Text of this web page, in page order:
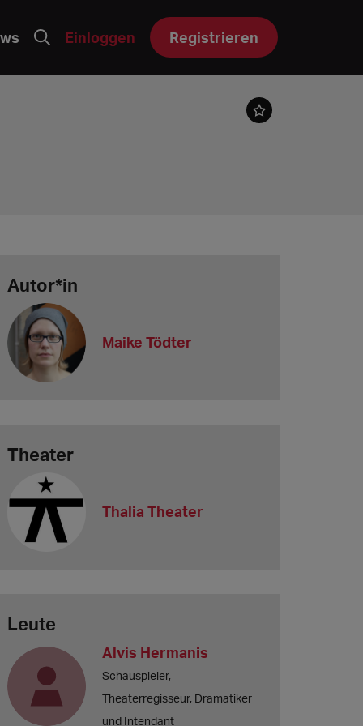
Einloggen Registrieren
Autor*in
Maike Tödter
Theater
Thalia Theater
Leute
Alvis Hermanis
Schauspieler,
Theaterregisseur, Dramatiker
und Intendant